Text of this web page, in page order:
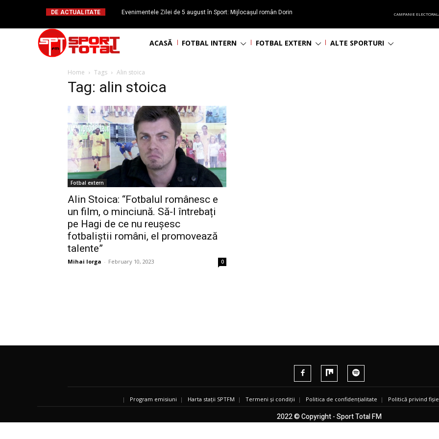
DE ACTUALITATE
Evenimentele Zilei de 5 august în Sport: Mijlocașul român Dorin
CAMPANIE
ACASĂ FOTBAL INTERN FOTBAL EXTERN ALTE SPORTURI
Home Tags Alin stoica
Tag: alin stoica
Fotbal extern
Alin Stoica: “Fotbalul românesc e
un film, o minciună. Să-l întrebați
pe Hagi de ce nu reușesc
fotbaliștii români, el promovează
talente”
Mihai Iorga - February 10, 2023 0
| Program emisiuni | Harta stații SPTFM | Termeni și condiții | Politica de confidențialitate | Politică privind
2022 © Copyright - Sport Total FM